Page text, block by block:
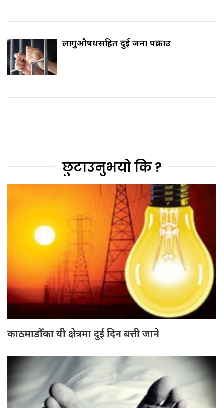
लागुऔषधसहित दुई जना पक्राउ
छुटाउनुभयो कि ?
काठमाडौँका यी क्षेत्रमा दुई दिन बत्ती जाने